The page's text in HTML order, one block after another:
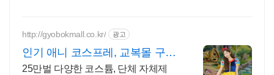
http://gyobokmall.co.kr/ 광고
인기 애니 코스프레, 교복몰 구
매/대여 70% 특별 할인
25만벌 다양한 코스튬, 단체 자체제